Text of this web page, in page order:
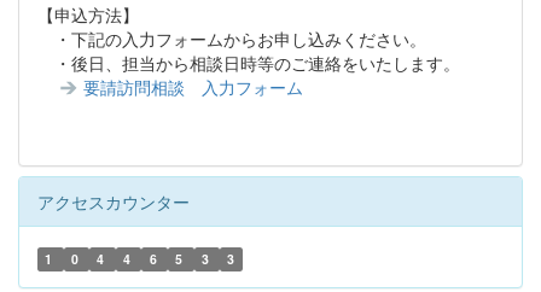
【申込方法】
・下記の入力フォームからお申し込みください。
・後日、担当から相談日時等のご連絡をいたします。
要請訪問相談 入力フォーム
アクセスカウンター
1 0 4 4 6 5 3 3